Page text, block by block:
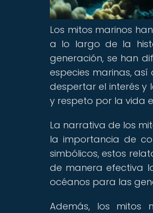
Los mitos marinos
a lo largo de la
generación, se han
especies marinas,
despertar el interés
y respeto por la vida
La narrativa de los
la importancia de
simbólicos, estos
de manera efectiva
océanos para las
Además, los mitos